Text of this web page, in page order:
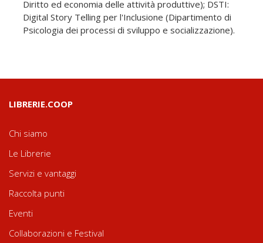
Diritto ed economia delle attività produttive); DSTI:
Digital Story Telling per l'Inclusione (Dipartimento di
Psicologia dei processi di sviluppo e socializzazione).
LIBRERIE.COOP
Chi siamo
Le Librerie
Servizi e vantaggi
Raccolta punti
Eventi
Collaborazioni e Festival